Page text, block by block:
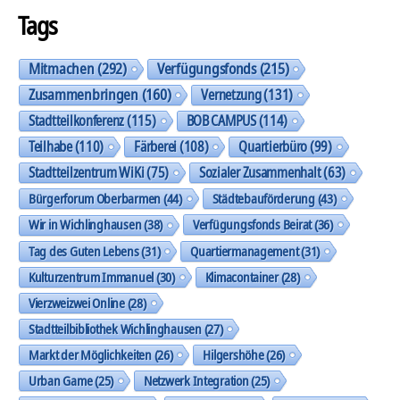
Tags
Mitmachen(292) Verfügungsfonds(215)
Zusammenbringen(160) Vernetzung(131)
Stadtteilkonferenz(115) BOB CAMPUS(114)
Teilhabe(110) Färberei(108) Quartierbüro(99)
Stadtteilzentrum WiKi(75) Sozialer Zusammenhalt(63)
Bürgerforum Oberbarmen(44) Städtebauförderung(43)
Wir in Wichlinghausen(38) Verfügungsfonds Beirat(36)
Tag des Guten Lebens(31) Quartiermanagement(31)
Kulturzentrum Immanuel(30) Klimacontainer(28)
Vierzweizwei Online(28)
Stadtteilbibliothek Wichlinghausen(27)
Markt der Möglichkeiten(26) Hilgershöhe(26)
Urban Game(25) Netzwerk Integration(25)